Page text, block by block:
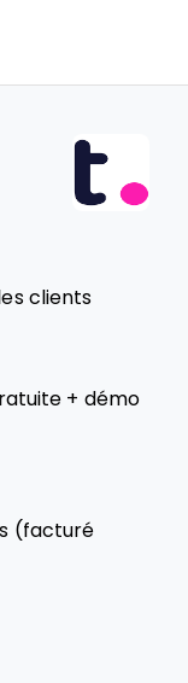
clients
+ démo
(facturé